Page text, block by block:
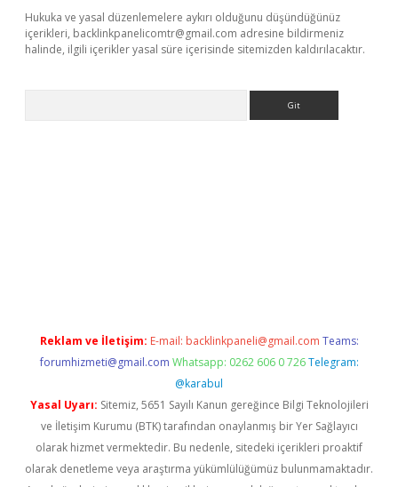
Hukuka ve yasal düzenlemelere aykırı olduğunu düşündüğünüz
içerikleri, backlinkpanelicomtr@gmail.com adresine bildirmeniz
halinde, ilgili içerikler yasal süre içerisinde sitemizden kaldırılacaktır.
Reklam ve İletişim: E-mail: backlinkpaneli@gmail.com Teams:
forumhizmeti@gmail.com Whatsapp: 0262 606 0 726 Telegram:
@karabul
Yasal Uyarı: Sitemiz, 5651 Sayılı Kanun gereğince Bilgi Teknolojileri
ve İletişim Kurumu (BTK) tarafından onaylanmış bir Yer Sağlayıcı
olarak hizmet vermektedir. Bu nedenle, sitedeki içerikleri proaktif
olarak denetleme veya araştırma yükümlülüğümüz bulunmamaktadır.